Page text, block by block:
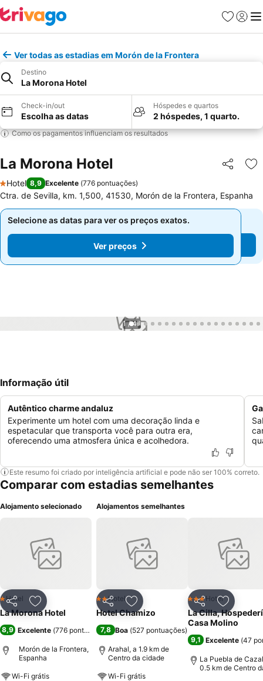
Favoritos
Iniciar
Ver todas as estadias em Morón de la Frontera
Destino
La Morona Hotel
Check-in/out
Escolha as datas
Hóspedes e quartos
2 hóspedes, 1 quarto.
Como os pagamentos influenciam os resultados
La Morona Hotel Partilhar
1 Estrelas
Hotel 8,9 Excelente (776 pontuações)
Ctra. de Sevilla, km. 1,500, 41530, Morón de la Frontera, Espanha
Selecione as datas para ver os preços exatos.
Ver preços
Selecione as datas para ver os preços exatos.
Ver preços
1 / 47
Informação útil
Autêntico charme andaluz
Experimente um hotel com uma decoração linda e
espetacular que transporta você para outra era,
oferecendo uma atmosfera única e acolhedora.
Este resumo foi criado por inteligência artificial e pode não ser 100% correto.
Comparar com estadias semelhantes
Alojamento selecionado
PartilharAdicionar aos favoritos
1 Estrelas
Hotel
La Morona Hotel
8,9 Excelente (776 pontuações)
Morón de la Frontera,
Espanha
Wi-Fi grátis
Alojamentos semelhantes
PartilharAdicionar aos favoritos
2 Estrelas
Hotel
Hotel Chamizo
7,8 Boa (527 pontuações)
Arahal, a 1.9 km de
Centro da cidade
Wi-Fi grátis
Partilhar
3 Estrelas
Hotel
La Cilla,
Casa Molino
9,1 Excelente (47
La Puebla de
0.5 km de Centro